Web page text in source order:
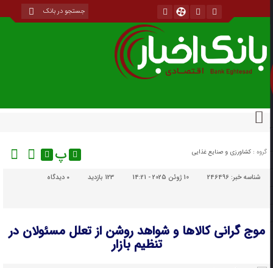
گروه : کشاورزی و صنایع غذایی پ
شناسه خبر:246496 10 ژوئن 2025 - 14:21 123 بازدید دیدگاه
موج گرانی کالاها و شواهد روشن از تعلل مسئولان در
تنظیم بازار